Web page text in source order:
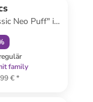
Neo Puff" in
family
€*